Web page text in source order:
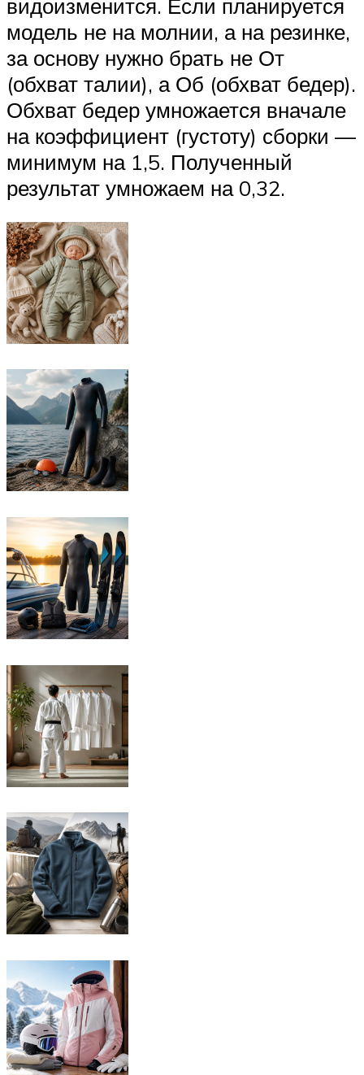
видоизменится. Если планируется
модель не на молнии, а на резинке,
за основу нужно брать не От
(обхват талии), а Об (обхват бедер).
Обхват бедер умножается вначале
на коэффициент (густоту) сборки —
минимум на 1,5. Полученный
результат умножаем на 0,32.